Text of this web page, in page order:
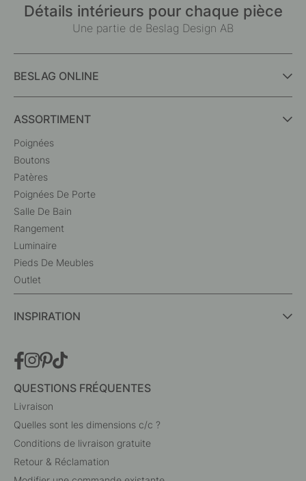
Détails intérieurs pour chaque pièce
Une partie de Beslag Design AB
BESLAG ONLINE
ASSORTIMENT
Poignées
Boutons
Patères
Poignées De Porte
Salle De Bain
Rangement
Luminaire
Pieds De Meubles
Outlet
INSPIRATION
QUESTIONS FRÉQUENTES
Livraison
Quelles sont les dimensions c/c ?
Conditions de livraison gratuite
Retour & Réclamation